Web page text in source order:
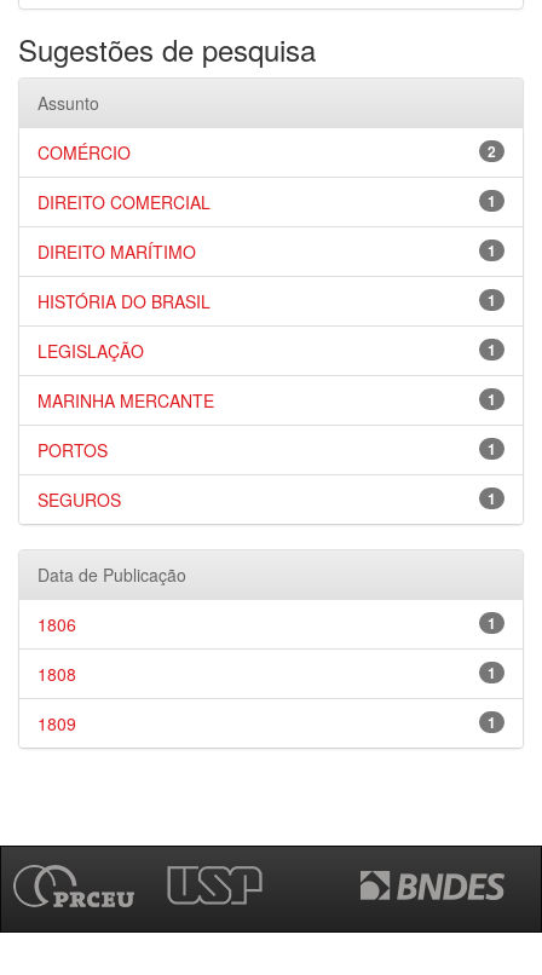
Sugestões de pesquisa
Assunto
2
COMÉRCIO
1
DIREITO COMERCIAL
1
DIREITO MARÍTIMO
1
HISTÓRIA DO BRASIL
1
LEGISLAÇÃO
1
MARINHA MERCANTE
1
PORTOS
1
SEGUROS
Data de Publicação
1
1806
1
1808
1
1809